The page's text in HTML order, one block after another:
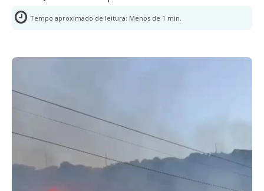
Tempo aproximado de leitura: Menos de 1 min.